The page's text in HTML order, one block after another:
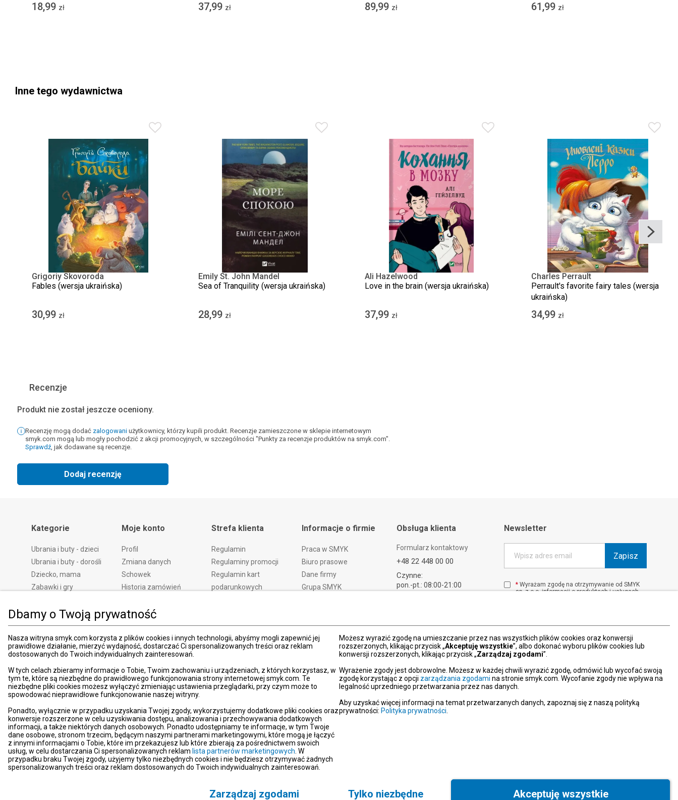
Dbamy o Twoją prywatność
Nasza witryna smyk.com korzysta z plików cookies i innych technologii, abyśmy mogli zapewnić jej
prawidłowe działanie, mierzyć wydajność, dostarczać Ci spersonalizowanych treści oraz reklam
dostosowanych do Twoich indywidualnych zainteresowań.
W tych celach zbieramy informacje o Tobie, Twoim zachowaniu i urządzeniach, z których korzystasz, w
tym te, które są niezbędne do prawidłowego funkcjonowania strony internetowej smyk.com. Te
niezbędne pliki cookies możesz wyłączyć zmieniając ustawienia przeglądarki, przy czym może to
spowodować nieprawidłowe funkcjonowanie naszej witryny.
Ponadto, wyłącznie w przypadku uzyskania Twojej zgody, wykorzystujemy dodatkowe pliki cookies oraz
konwersje rozszerzone w celu uzyskiwania dostępu, analizowania i przechowywania dodatkowych
informacji, a także niektórych danych osobowych. Ponadto udostępniamy te informacje, w tym Twoje
dane osobowe, stronom trzecim, będącym naszymi partnerami marketingowymi, które mogą je łączyć
z innymi informacjami o Tobie, które im przekazujesz lub które zbierają za pośrednictwem swoich
usług, w celu dostarczania Ci spersonalizowanych reklam lista partnerów marketingowych . W
przypadku braku Twojej zgody, użyjemy tylko niezbędnych cookies i nie będziesz otrzymywać żadnych
spersonalizowanych treści oraz reklam dostosowanych do Twoich indywidualnych zainteresowań.
Możesz wyrazić zgodę na umieszczanie przez nas wszystkich plików cookies oraz konwersji
rozszerzonych, klikając przycisk „Akceptuję wszystkie”, albo dokonać wyboru plików cookies lub
konwersji rozszerzonych, klikając przycisk „Zarządzaj zgodami”.
Wyrażenie zgody jest dobrowolne. Możesz w każdej chwili wyrazić zgodę, odmówić lub wycofać swoją
zgodę korzystając z opcji zarządzania zgodami na stronie smyk.com. Wycofanie zgody nie wpływa na
legalność uprzedniego przetwarzania przez nas danych.
Aby uzyskać więcej informacji na temat przetwarzanych danych, zapoznaj się z naszą polityką
prywatności: Polityka prywatności
Zarządzaj zgodami Tylko niezbędne Akceptuję wszystkie
18,99 zł 37,99 zł 89,99 zł 61,99 zł
Inne tego wydawnictwa
Grigoriy Skovoroda
Fables (wersja ukraińska)
30,99 zł
Emily St. John Mandel
Sea of Tranquility (wersja ukraińska)
28,99 zł
Ali Hazelwood
Love in the brain (wersja ukraińska)
37,99 zł
Charles Perrault
Perrault's favorite fairy tales (wersja
ukraińska)
34,99 zł
Recenzje
Produkt nie został jeszcze oceniony.
Recenzję mogą dodać zalogowani użytkownicy, którzy kupili produkt. Recenzje zamieszczone w sklepie internetowym
smyk.com mogą lub mogły pochodzić z akcji promocyjnych, w szczególności "Punkty za recenzje produktów na smyk.com".
Sprawdź, jak dodawane są recenzje.
Dodaj recenzję
Kategorie
Ubrania i buty - dzieci
Ubrania i buty - dorośli
Dziecko, mama
Zabawki i gry
Zdrowie i uroda
Dom i ogród
Promocje
Porady
Moje konto
Profil
Zmiana danych
Schowek
Historia zamówień
Polityka prywatności
Ustawienia prywatności
Śledzenie zamówień
Strefa klienta
Regulamin
Regulaminy promocji
Regulamin kart
podarunkowych
Reklamacje
Metody płatności
PayPo
Karty podarunkowe
Znajdź sklep SMYK
Newsletter
Komunikaty
Deklaracje zgodności
Pomoc
Kontakt
Informacje o firmie
Praca w SMYK
Biuro prasowe
Dane firmy
Grupa SMYK
Akt o usługach cyfrowych
Deklaracja dostępności
Obsługa klienta
Formularz kontaktowy
+48 22 448 00 00
Czynne:
pon.-pt.: 08:00-21:00
Newsletter
Wpisz adres email Zapisz
* Wyrażam zgodę na otrzymywanie od SMYK
sp. z o.o. informacji o produktach i usługach
W każdej chwili możesz z łatwością cofnąć
więcej